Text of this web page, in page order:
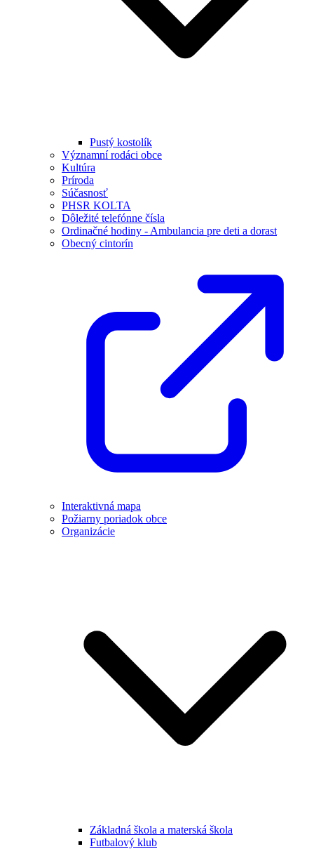
Pustý kostolík
Významní rodáci obce
Kultúra
Príroda
Súčasnosť
PHSR KOLTA
Dôležité telefónne čísla
Ordinačné hodiny - Ambulancia pre deti a dorast
Obecný cintorín
Interaktivná mapa
Požiarny poriadok obce
Organizácie
Základná škola a materská škola
Futbalový klub